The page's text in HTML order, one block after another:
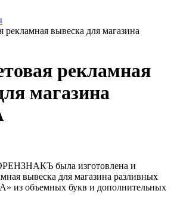
рекламная вывеска для магазина
рекламная
магазина
была изготовлена и
вывеска для магазина разливных
из объемных букв и дополнительных